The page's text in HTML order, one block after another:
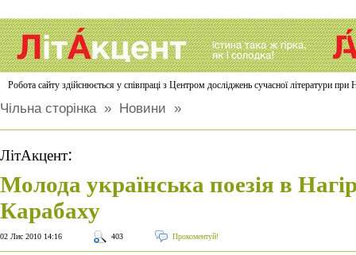
Робота сайту здійснюється у співпраці з Центром досліджень сучасної літератури
Чільна сторінка» Новини »
ЛітАкцент:
Молода українська поезія в
Карабаху
02 Лис 2010 14:16 403 Прокоментуй!